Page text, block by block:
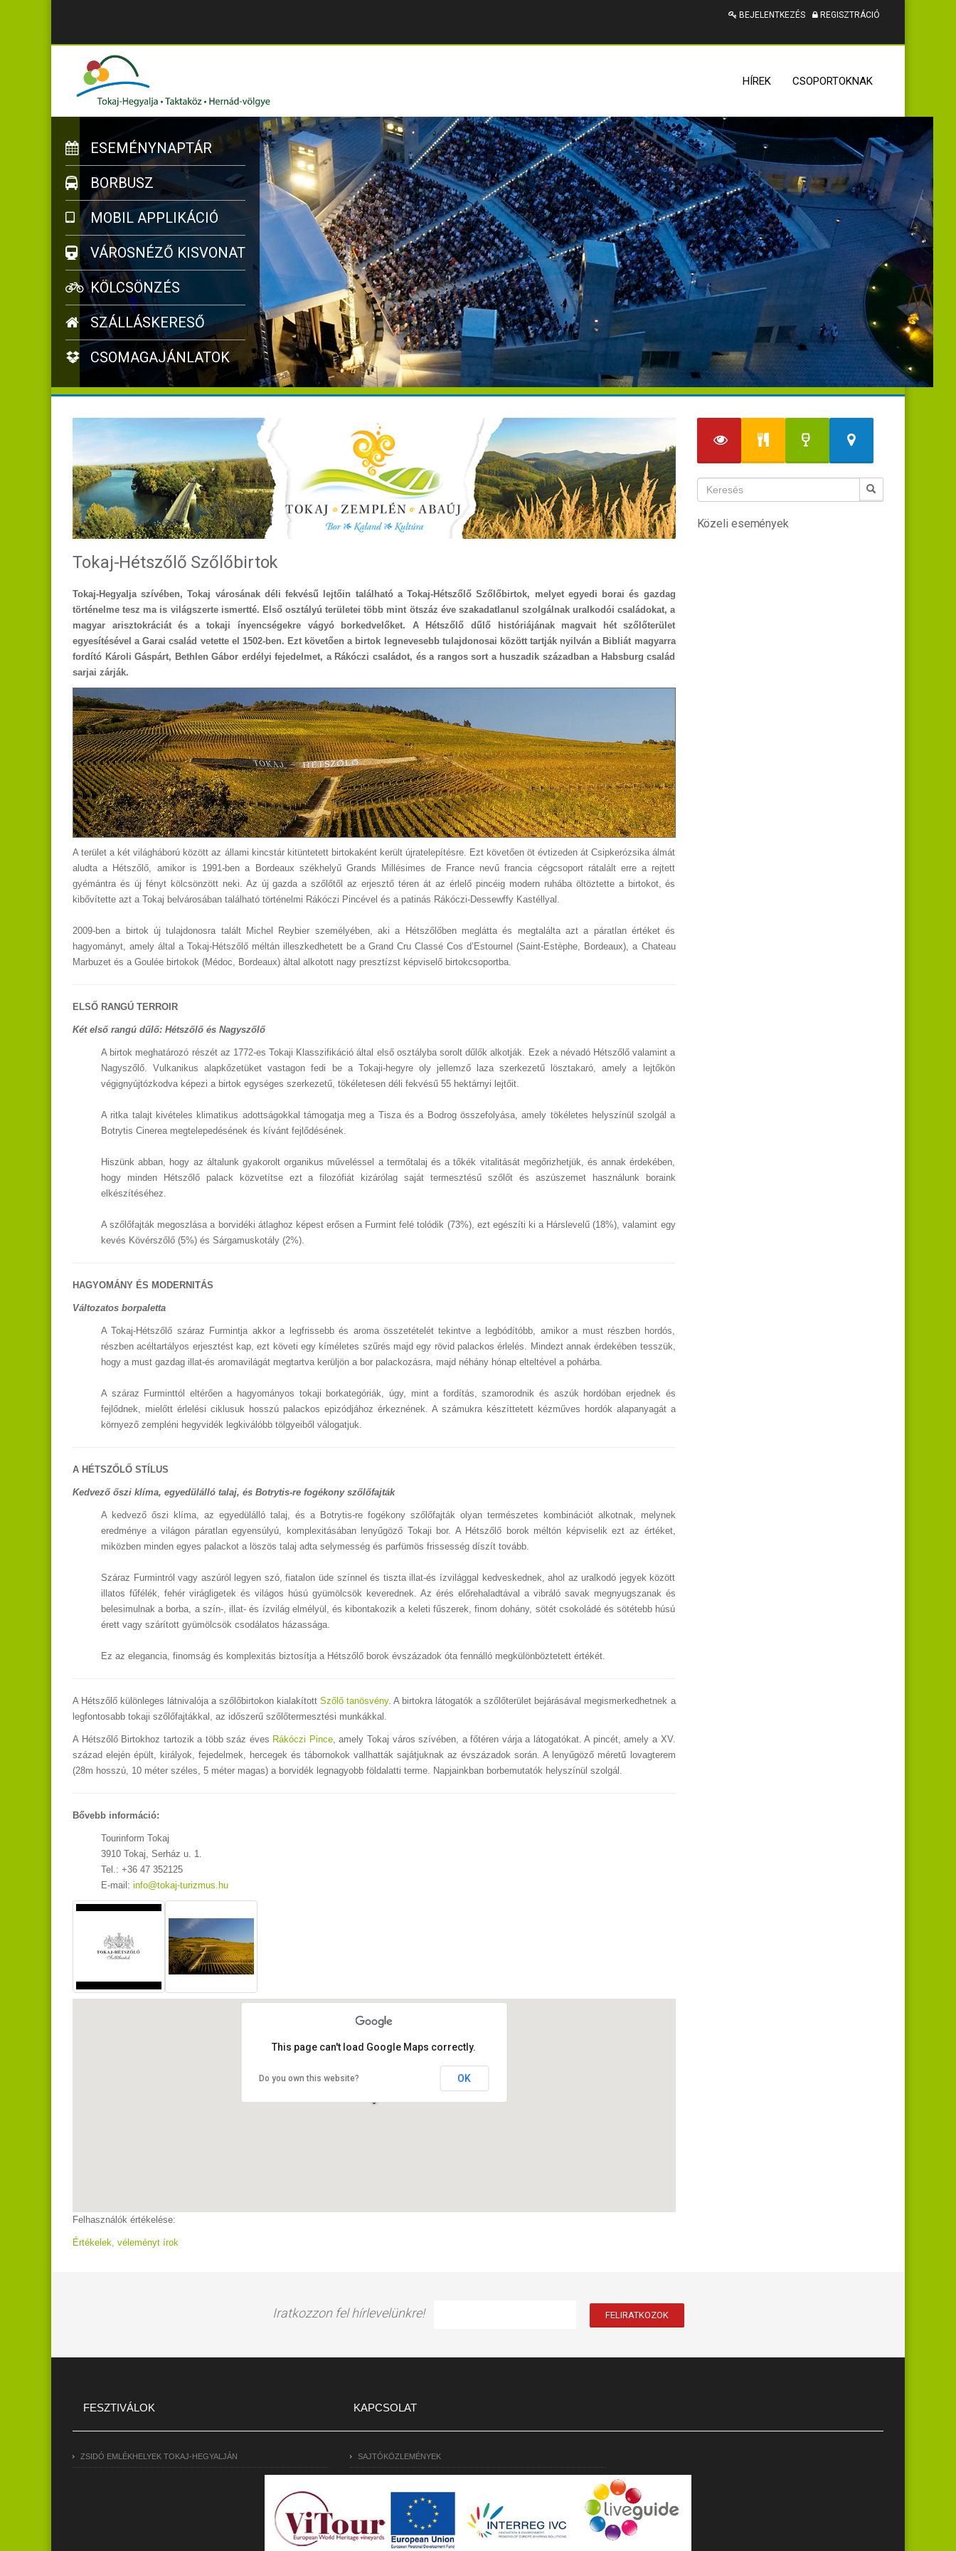
BEJELENTKEZÉS REGISZTRÁCIÓ
HÍREK CSOPORTOKNAK
ESEMÉNYNAPTÁR
BORBUSZ
MOBIL APPLIKÁCIÓ
VÁROSNÉZŐ KISVONAT
KÖLCSÖNZÉS
SZÁLLÁSKERESŐ
CSOMAGAJÁNLATOK
Tokaj-Hétszőlő Szőlőbirtok
Tokaj-Hegyalja szívében, Tokaj városának déli fekvésű lejtőin található a Tokaj-Hétszőlő Szőlőbirtok, melyet egyedi borai és gazdag
történelme tesz ma is világszerte ismertté. Első osztályú területei több mint ötszáz éve szakadatlanul szolgálnak uralkodói családokat, a
magyar arisztokráciát és a tokaji ínyencségekre vágyó borkedvelőket. A Hétszőlő dűlő históriájának magvait hét szőlőterület
egyesítésével a Garai család vetette el 1502-ben. Ezt követően a birtok legnevesebb tulajdonosai között tartják nyilván a Bibliát magyarra
fordító Károli Gáspárt, Bethlen Gábor erdélyi fejedelmet, a Rákóczi családot, és a rangos sort a huszadik században a Habsburg család
sarjai zárják.
A terület a két világháború között az állami kincstár kitüntetett birtokaként került újratelepítésre. Ezt követően öt évtizeden át Csipkerózsika álmát
aludta a Hétszőlő, amikor is 1991-ben a Bordeaux székhelyű Grands Millésimes de France nevű francia cégcsoport rátalált erre a rejtett
gyémántra és új fényt kölcsönzött neki. Az új gazda a szőlőtől az erjesztő téren át az érlelő pincéig modern ruhába öltöztette a birtokot, és
kibővítette azt a Tokaj belvárosában található történelmi Rákóczi Pincével és a patinás Rákóczi-Dessewffy Kastéllyal.
2009-ben a birtok új tulajdonosra talált Michel Reybier személyében, aki a Hétszőlőben meglátta és megtalálta azt a páratlan értéket és
hagyományt, amely által a Tokaj-Hétszőlő méltán illeszkedhetett be a Grand Cru Classé Cos d’Estournel (Saint-Estèphe, Bordeaux), a Chateau
Marbuzet és a Goulée birtokok (Médoc, Bordeaux) által alkotott nagy presztízst képviselő birtokcsoportba.
ELSŐ RANGÚ TERROIR
Két első rangú dűlő: Hétszőlő és Nagyszőlő
A birtok meghatározó részét az 1772-es Tokaji Klasszifikáció által első osztályba sorolt dűlők alkotják. Ezek a névadó Hétszőlő valamint a
Nagyszőlő. Vulkanikus alapkőzetüket vastagon fedi be a Tokaji-hegyre oly jellemző laza szerkezetű lösztakaró, amely a lejtőkön
végignyújtózkodva képezi a birtok egységes szerkezetű, tökéletesen déli fekvésű 55 hektárnyi lejtőit.
A ritka talajt kivételes klimatikus adottságokkal támogatja meg a Tisza és a Bodrog összefolyása, amely tökéletes helyszínül szolgál a
Botrytis Cinerea megtelepedésének és kívánt fejlődésének.
Hiszünk abban, hogy az általunk gyakorolt organikus műveléssel a termőtalaj és a tőkék vitalitását megőrizhetjük, és annak érdekében,
hogy minden Hétszőlő palack közvetítse ezt a filozófiát kizárólag saját termesztésű szőlőt és aszúszemet használunk boraink
elkészítéséhez.
A szőlőfajták megoszlása a borvidéki átlaghoz képest erősen a Furmint felé tolódik (73%), ezt egészíti ki a Hárslevelű (18%), valamint egy
kevés Kövérszőlő (5%) és Sárgamuskotály (2%).
HAGYOMÁNY ÉS MODERNITÁS
Változatos borpaletta
A Tokaj-Hétszőlő száraz Furmintja akkor a legfrissebb és aroma összetételét tekintve a legbódítóbb, amikor a must részben hordós,
részben acéltartályos erjesztést kap, ezt követi egy kíméletes szűrés majd egy rövid palackos érlelés. Mindezt annak érdekében tesszük,
hogy a must gazdag illat-és aromavilágát megtartva kerüljön a bor palackozásra, majd néhány hónap elteltével a pohárba.
A száraz Furminttól eltérően a hagyományos tokaji borkategóriák, úgy, mint a fordítás, szamorodnik és aszúk hordóban erjednek és
fejlődnek, mielőtt érlelési ciklusuk hosszú palackos epizódjához érkeznének. A számukra készíttetett kézműves hordók alapanyagát a
környező zempléni hegyvidék legkiválóbb tölgyeiből válogatjuk.
A HÉTSZŐLŐ STÍLUS
Kedvező őszi klíma, egyedülálló talaj, és Botrytis-re fogékony szőlőfajták
A kedvező őszi klíma, az egyedülálló talaj, és a Botrytis-re fogékony szőlőfajták olyan természetes kombinációt alkotnak, melynek
eredménye a világon páratlan egyensúlyú, komplexitásában lenyűgöző Tokaji bor. A Hétszőlő borok méltón képviselik ezt az értéket,
miközben minden egyes palackot a löszös talaj adta selymesség és parfümös frissesség díszít tovább.
Száraz Furmintról vagy aszúról legyen szó, fiatalon üde színnel és tiszta illat-és ízvilággal kedveskednek, ahol az uralkodó jegyek között
illatos fűfélék, fehér virágligetek és világos húsú gyümölcsök keverednek. Az érés előrehaladtával a vibráló savak megnyugszanak és
belesimulnak a borba, a szín-, illat- és ízvilág elmélyül, és kibontakozik a keleti fűszerek, finom dohány, sötét csokoládé és sötétebb húsú
érett vagy szárított gyümölcsök csodálatos házassága.
Ez az elegancia, finomság és komplexitás biztosítja a Hétszőlő borok évszázadok óta fennálló megkülönböztetett értékét.
A Hétszőlő különleges látnivalója a szőlőbirtokon kialakítottSzőlő tanösvény. A birtokra látogatók a szőlőterület bejárásával megismerkedhetnek a
legfontosabb tokaji szőlőfajtákkal, az időszerű szőlőtermesztési munkákkal.
A Hétszőlő Birtokhoz tartozik a több száz éves Rákóczi Pince, amely Tokaj város szívében, a főtéren várja a látogatókat. A pincét, amely a XV.
század elején épült, királyok, fejedelmek, hercegek és tábornokok vallhatták sajátjuknak az évszázadok során. A lenyűgöző méretű lovagterem
(28m hosszú, 10 méter széles, 5 méter magas) a borvidék legnagyobb földalatti terme. Napjainkban borbemutatók helyszínül szolgál.
Bővebb információ:
Tourinform Tokaj
3910 Tokaj, Serház u. 1.
Tel.: +36 47 352125
E-mail: info@tokaj-turizmus.hu
This page can't load Google Maps correctly.
Do you own this website? OK
Felhasználók értékelése:
Értékelek, véleményt írok
Közeli események
Iratkozzon fel hírlevelünkre!
FESZTIVÁLOK KAPCSOLAT
ZSIDÓ EMLÉKHELYEK TOKAJ-HEGYALJÁN SAJTÓKÖZLEMÉNYEK